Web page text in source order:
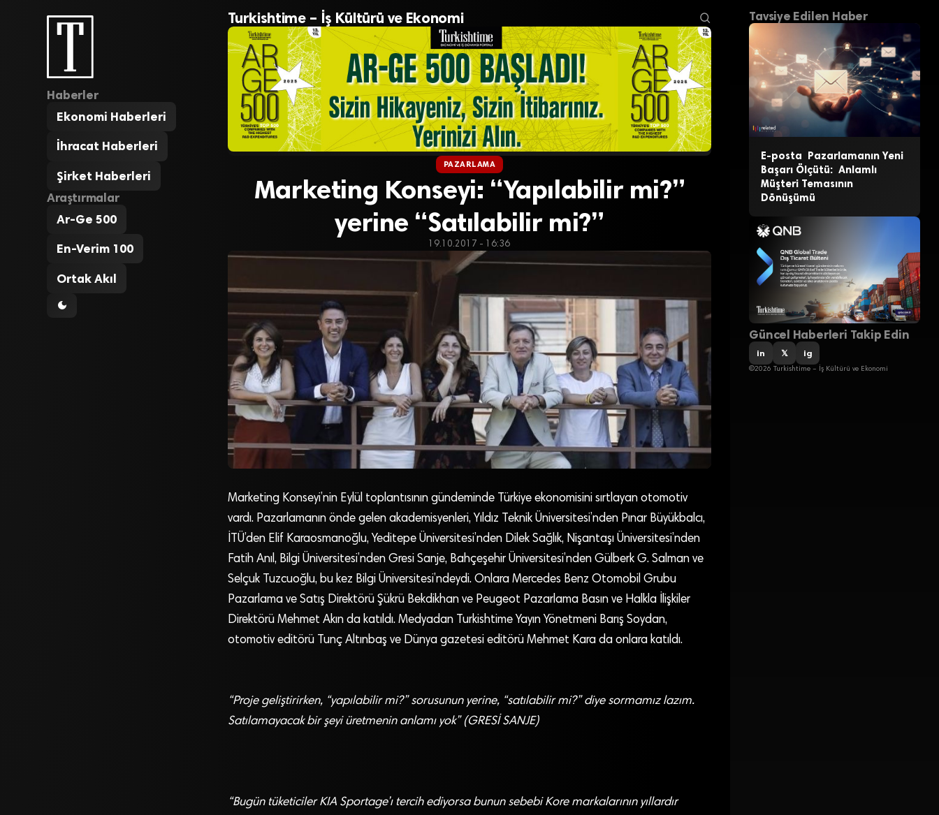
Haberler
Ekonomi Haberleri
İhracat Haberleri
Şirket Haberleri
Araştırmalar
Ar-Ge 500
En-Verim 100
Ortak Akıl
Turkishtime – İş Kültürü ve Ekonomi
PAZARLAMA
Marketing Konseyi: “Yapılabilir mi?”
yerine “Satılabilir mi?”
19.10.2017 - 16:36
Marketing Konseyi’nin Eylül toplantısının gündeminde Türkiye ekonomisini sırtlayan otomotiv
vardı. Pazarlamanın önde gelen akademisyenleri, Yıldız Teknik Üniversitesi’nden Pınar Büyükbalcı,
İTÜ’den Elif Karaosmanoğlu, Yeditepe Üniversitesi’nden Dilek Sağlık, Nişantaşı Üniversitesi’nden
Fatih Anıl, Bilgi Üniversitesi’nden Gresi Sanje, Bahçeşehir Üniversitesi’nden Gülberk G. Salman ve
Selçuk Tuzcuoğlu, bu kez Bilgi Üniversitesi’ndeydi. Onlara Mercedes Benz Otomobil Grubu
Pazarlama ve Satış Direktörü Şükrü Bekdikhan ve Peugeot Pazarlama Basın ve Halkla İlişkiler
Direktörü Mehmet Akın da katıldı. Medyadan Turkishtime Yayın Yönetmeni Barış Soydan,
otomotiv editörü Tunç Altınbaş ve Dünya gazetesi editörü Mehmet Kara da onlara katıldı.
“Proje geliştirirken, “yapılabilir mi?” sorusunun yerine, “satılabilir mi?” diye sormamız lazım.
Satılamayacak bir şeyi üretmenin anlamı yok” (GRESİ SANJE)
“Bugün tüketiciler KIA Sportage’ı tercih ediyorsa bunun sebebi Kore markalarının yıllardır
Tavsiye Edilen Haber
E-posta Pazarlamanın Yeni
Başarı Ölçütü: Anlamlı
Müşteri Temasının
Dönüşümü
Güncel Haberleri Takip Edin
in 𝕏 ig
©2026 Turkishtime – İş Kültürü ve Ekonomi